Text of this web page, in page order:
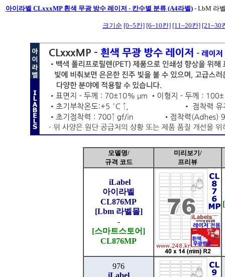
아이라벨 CLxxxMP 흰색 무광 방수 레이저 - 칸수별 분류 (A4라벨) - LbM 라
크기순 [0~5칸] [6~10칸] [11~20칸] [21~30
모델명/
규격 코드
미리보기/
프리뷰
iLabel
아이라벨
CL876MP
[Lbm 라벨몰]
-
[스마트스토어]
CL876MP
976
iLabel